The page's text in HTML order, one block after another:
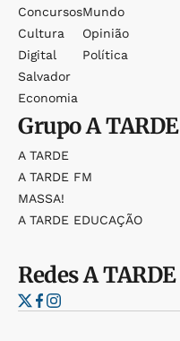
Concursos
Cultura
Digital
Salvador
Economia
Mundo
Opinião
Política
GrupoA TARDE
A TARDE
A TARDE FM
MASSA!
A TARDE EDUCAÇÃO
RedesA TARDE